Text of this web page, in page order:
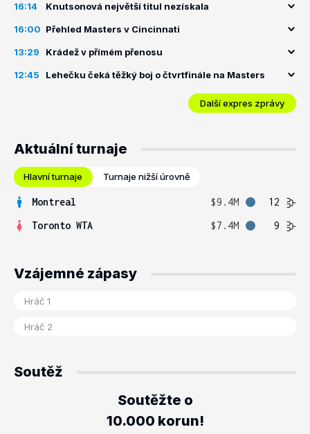
16:14 Knutsonová největší titul nezískala
16:00 Přehled Masters v Cincinnati
13:29 Krádež v přímém přenosu
12:45 Lehečku čeká těžký boj o čtvrtfinále na Masters
Další expres zprávy
Aktuální turnaje
Hlavní turnaje Turnaje nižší úrovně
Montreal $9.4M
12
Toronto WTA
$7.4M 9
Vzájemné zápasy
Soutěž
Soutěžte o
10.000 korun!